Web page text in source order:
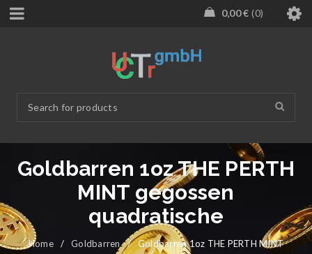
0,00€ 0
Goldbarren 1oz THE PERTH
MINT gegossen
quadratische
Home / Goldbarren /
Goldbarren 1oz THE PERTH MINT